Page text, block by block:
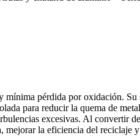
mínima pérdida por oxidación. Su
para reducir la quema de
excesivas. Al convertir
la eficiencia del reciclaje